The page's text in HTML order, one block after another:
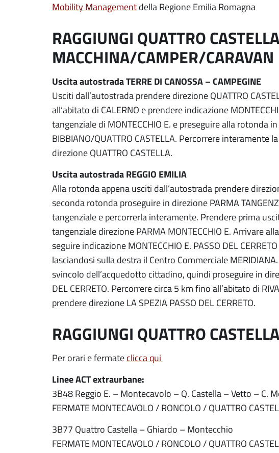
Mobility Management della Regione Emilia Romagna
RAGGIUNGI QUATTRO
MACCHINA/CAMPER/CARAVAN
Uscita autostrada TERRE DI CANOSSA – CAMPEGINE
Usciti dall’autostrada prendere direzione QUATTRO
all’abitato di CALERNO e prendere indicazione
tangenziale di MONTECCHIO E. e preseguire alla rotonda
BIBBIANO/QUATTRO CASTELLA. Percorrere interamente
direzione QUATTRO CASTELLA.
Uscita autostrada REGGIO EMILIA
Alla rotonda appena usciti dall’autostrada prendere
seconda rotonda proseguire in direzione PARMA
tangenziale e percorrerla interamente. Prendere prima
tangenziale direzione PARMA MONTECCHIO E. Arrivare
seguire indicazione MONTECCHIO E. PASSO DEL
lasciandosi sulla destra il Centro Commerciale
svincolo dell’acquedotto cittadino, quindi proseguire in
DEL CERRETO. Percorrere circa 5 km fino all’abitato di
prendere direzione LA SPEZIA PASSO DEL CERRETO.
RAGGIUNGI QUATTRO
Per orari e fermate clicca qui
Linee ACT extraurbane:
3B48 Reggio E. – Montecavolo – Q. Castella – Vetto – C.
FERMATE MONTECAVOLO / RONCOLO / QUATTRO
3B77 Quattro Castella – Ghiardo – Montecchio
FERMATE MONTECAVOLO / RONCOLO / QUATTRO